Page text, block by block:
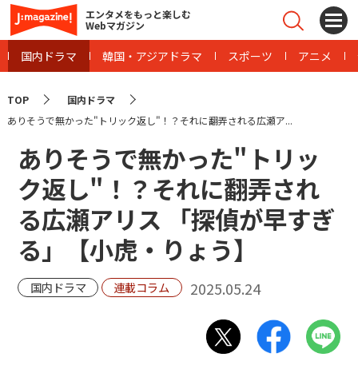
エンタメをもっと楽しむ
Webマガジン
国内ドラマ 韓国・アジアドラマ スポーツ アニメ
TOP
国内ドラマ
ありそうで無かった"トリック返し"！？それに翻弄される広瀬ア...
ありそうで無かった"トリッ
ク返し"！？それに翻弄され
る広瀬アリス 「探偵が早すぎ
る」【小虎・りょう】
国内ドラマ 連載コラム 2025.05.24